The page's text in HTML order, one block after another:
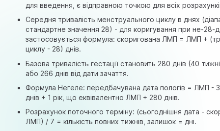
для введення, є відправною точкою для всіх
Середня тривалість менструального циклу в днях
стандартне значення 28) - для коригування при не-28-
застосовується формула: скоригована ЛМП = ЛМП +
циклу - 28) днів.
Базова тривалість гестації становить 280 днів (40
або 266 днів від дати зачаття.
Формула Негеле: передбачувана дата пологів = ЛМП - 3
днів + 1 рік, що еквівалентно ЛМП + 280 днів.
Розрахунок поточного терміну: (сьогоднішня дата -
ЛМП) / 7 = кількість повних тижнів, залишок = дні.